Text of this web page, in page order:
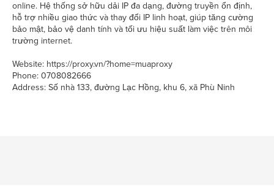
online. Hệ thống sở hữu dải IP đa dạng, đường truyền ổn định,
hỗ trợ nhiều giao thức và thay đổi IP linh hoạt, giúp tăng cường
bảo mật, bảo vệ danh tính và tối ưu hiệu suất làm việc trên môi
trường internet.
Website: https://proxy.vn/?home=muaproxy
Phone: 0708082666
Address: Số nhà 133, đường Lạc Hồng, khu 6, xã Phù Ninh